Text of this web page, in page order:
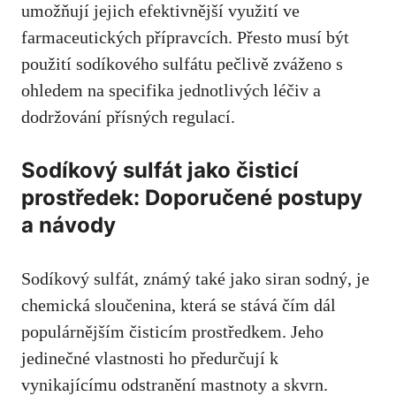
umožňují jejich efektivnější využití ve
farmaceutických přípravcích. Přesto musí být
použití sodíkového sulfátu pečlivě zváženo s
ohledem na specifika jednotlivých léčiv a
dodržování⁣ přísných regulací.
Sodíkový sulfát jako čisticí
prostředek: Doporučené postupy
a návody
Sodíkový sulfát, ‍známý⁣ také jako siran​ sodný, je
chemická⁢ sloučenina, která se stává čím dál
populárnějším ⁢čisticím prostředkem. Jeho​
jedinečné vlastnosti ho předurčují k
vynikajícímu odstranění mastnoty a skvrn.